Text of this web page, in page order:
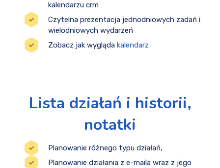
kalendarzu crm
Czytelna prezentacja jednodniowych zadań i
wielodniowych wydarzeń
Zobacz jak wygląda kalendarz
Lista działań i historii,
notatki
Planowanie różnego typu działań,
Planowanie działania z e-maila wraz z jego